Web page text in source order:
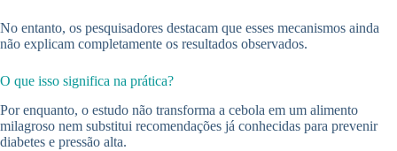
No entanto, os pesquisadores destacam que esses mecanismos ainda
não explicam completamente os resultados observados.
O que isso significa na prática?
Por enquanto, o estudo não transforma a cebola em um alimento
milagroso nem substitui recomendações já conhecidas para prevenir
diabetes e pressão alta.